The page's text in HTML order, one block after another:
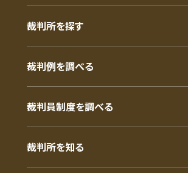
裁判所を探す
裁判例を調べる
裁判員制度を調べる
裁判所を知る